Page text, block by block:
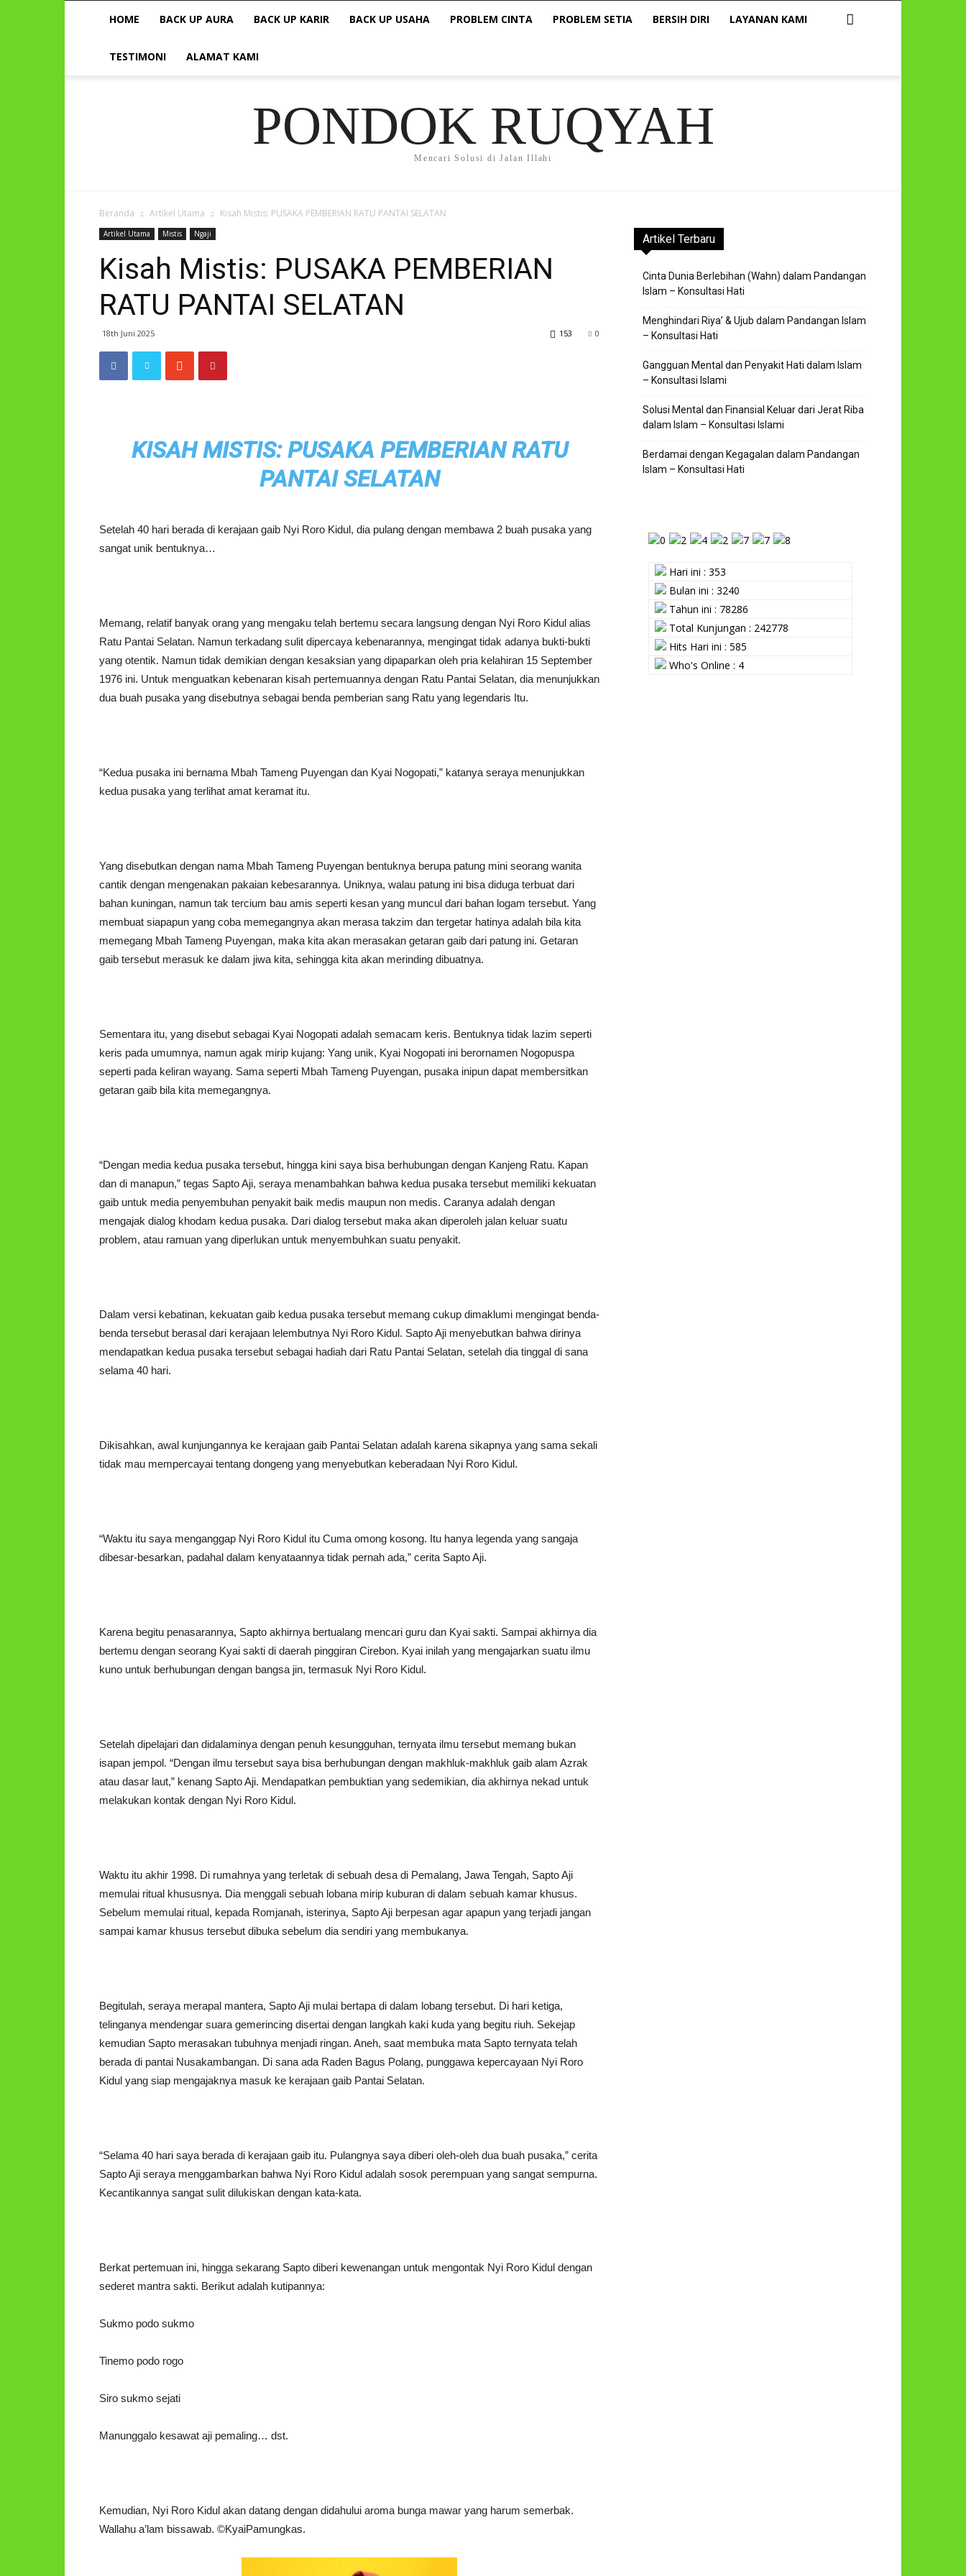
HOME BACK UP AURA BACK UP KARIR BACK UP USAHA PROBLEM CINTA PROBLEM SETIA BERSIH DIRI LAYANAN KAMI
TESTIMONI ALAMAT KAMI
PONDOK RUQYAH
Mencari Solusi di Jalan Illahi
Beranda Artikel Utama Kisah Mistis: PUSAKA PEMBERIAN RATU PANTAI SELATAN
Artikel Utama Mistis Ngaji
Kisah Mistis: PUSAKA PEMBERIAN
RATU PANTAI SELATAN
18th Juni 2025 0
153
KISAH MISTIS: PUSAKA PEMBERIAN RATU
PANTAI SELATAN
Setelah 40 hari berada di kerajaan gaib Nyi Roro Kidul, dia pulang dengan membawa 2 buah pusaka yang
sangat unik bentuknya…
Memang, relatif banyak orang yang mengaku telah bertemu secara langsung dengan Nyi Roro Kidul alias
Ratu Pantai Selatan. Namun terkadang sulit dipercaya kebenarannya, mengingat tidak adanya bukti-bukti
yang otentik. Namun tidak demikian dengan kesaksian yang dipaparkan oleh pria kelahiran 15 September
1976 ini. Untuk menguatkan kebenaran kisah pertemuannya dengan Ratu Pantai Selatan, dia menunjukkan
dua buah pusaka yang disebutnya sebagai benda pemberian sang Ratu yang legendaris Itu.
“Kedua pusaka ini bernama Mbah Tameng Puyengan dan Kyai Nogopati,” katanya seraya menunjukkan
kedua pusaka yang terlihat amat keramat itu.
Yang disebutkan dengan nama Mbah Tameng Puyengan bentuknya berupa patung mini seorang wanita
cantik dengan mengenakan pakaian kebesarannya. Uniknya, walau patung ini bisa diduga terbuat dari
bahan kuningan, namun tak tercium bau amis seperti kesan yang muncul dari bahan logam tersebut. Yang
membuat siapapun yang coba memegangnya akan merasa takzim dan tergetar hatinya adalah bila kita
memegang Mbah Tameng Puyengan, maka kita akan merasakan getaran gaib dari patung ini. Getaran
gaib tersebut merasuk ke dalam jiwa kita, sehingga kita akan merinding dibuatnya.
Sementara itu, yang disebut sebagai Kyai Nogopati adalah semacam keris. Bentuknya tidak lazim seperti
keris pada umumnya, namun agak mirip kujang: Yang unik, Kyai Nogopati ini berornamen Nogopuspa
seperti pada keliran wayang. Sama seperti Mbah Tameng Puyengan, pusaka inipun dapat membersitkan
getaran gaib bila kita memegangnya.
“Dengan media kedua pusaka tersebut, hingga kini saya bisa berhubungan dengan Kanjeng Ratu. Kapan
dan di manapun,” tegas Sapto Aji, seraya menambahkan bahwa kedua pusaka tersebut memiliki kekuatan
gaib untuk media penyembuhan penyakit baik medis maupun non medis. Caranya adalah dengan
mengajak dialog khodam kedua pusaka. Dari dialog tersebut maka akan diperoleh jalan keluar suatu
problem, atau ramuan yang diperlukan untuk menyembuhkan suatu penyakit.
Dalam versi kebatinan, kekuatan gaib kedua pusaka tersebut memang cukup dimaklumi mengingat benda-
benda tersebut berasal dari kerajaan lelembutnya Nyi Roro Kidul. Sapto Aji menyebutkan bahwa dirinya
mendapatkan kedua pusaka tersebut sebagai hadiah dari Ratu Pantai Selatan, setelah dia tinggal di sana
selama 40 hari.
Dikisahkan, awal kunjungannya ke kerajaan gaib Pantai Selatan adalah karena sikapnya yang sama sekali
tidak mau mempercayai tentang dongeng yang menyebutkan keberadaan Nyi Roro Kidul.
“Waktu itu saya menganggap Nyi Roro Kidul itu Cuma omong kosong. Itu hanya legenda yang sangaja
dibesar-besarkan, padahal dalam kenyataannya tidak pernah ada,” cerita Sapto Aji.
Karena begitu penasarannya, Sapto akhirnya bertualang mencari guru dan Kyai sakti. Sampai akhirnya dia
bertemu dengan seorang Kyai sakti di daerah pinggiran Cirebon. Kyai inilah yang mengajarkan suatu ilmu
kuno untuk berhubungan dengan bangsa jin, termasuk Nyi Roro Kidul.
Setelah dipelajari dan didalaminya dengan penuh kesungguhan, ternyata ilmu tersebut memang bukan
isapan jempol. “Dengan ilmu tersebut saya bisa berhubungan dengan makhluk-makhluk gaib alam Azrak
atau dasar laut,” kenang Sapto Aji. Mendapatkan pembuktian yang sedemikian, dia akhirnya nekad untuk
melakukan kontak dengan Nyi Roro Kidul.
Waktu itu akhir 1998. Di rumahnya yang terletak di sebuah desa di Pemalang, Jawa Tengah, Sapto Aji
memulai ritual khususnya. Dia menggali sebuah lobana mirip kuburan di dalam sebuah kamar khusus.
Sebelum memulai ritual, kepada Romjanah, isterinya, Sapto Aji berpesan agar apapun yang terjadi jangan
sampai kamar khusus tersebut dibuka sebelum dia sendiri yang membukanya.
Begitulah, seraya merapal mantera, Sapto Aji mulai bertapa di dalam lobang tersebut. Di hari ketiga,
telinganya mendengar suara gemerincing disertai dengan langkah kaki kuda yang begitu riuh. Sekejap
kemudian Sapto merasakan tubuhnya menjadi ringan. Aneh, saat membuka mata Sapto ternyata telah
berada di pantai Nusakambangan. Di sana ada Raden Bagus Polang, punggawa kepercayaan Nyi Roro
Kidul yang siap mengajaknya masuk ke kerajaan gaib Pantai Selatan.
“Selama 40 hari saya berada di kerajaan gaib itu. Pulangnya saya diberi oleh-oleh dua buah pusaka,” cerita
Sapto Aji seraya menggambarkan bahwa Nyi Roro Kidul adalah sosok perempuan yang sangat sempurna.
Kecantikannya sangat sulit dilukiskan dengan kata-kata.
Berkat pertemuan ini, hingga sekarang Sapto diberi kewenangan untuk mengontak Nyi Roro Kidul dengan
sederet mantra sakti. Berikut adalah kutipannya:
Sukmo podo sukmo
Tinemo podo rogo
Siro sukmo sejati
Manunggalo kesawat aji pemaling… dst.
Kemudian, Nyi Roro Kidul akan datang dengan didahului aroma bunga mawar yang harum semerbak.
Wallahu a’lam bissawab. ©️KyaiPamungkas.
Artikel Terbaru
Cinta Dunia Berlebihan (Wahn) dalam Pandangan
Islam – Konsultasi Hati
Menghindari Riya’ & Ujub dalam Pandangan Islam
– Konsultasi Hati
Gangguan Mental dan Penyakit Hati dalam Islam
– Konsultasi Islami
Solusi Mental dan Finansial Keluar dari Jerat Riba
dalam Islam – Konsultasi Islami
Berdamai dengan Kegagalan dalam Pandangan
Islam – Konsultasi Hati
Hari ini : 353
Bulan ini : 3240
Tahun ini : 78286
Total Kunjungan : 242778
Hits Hari ini : 585
Who's Online : 4